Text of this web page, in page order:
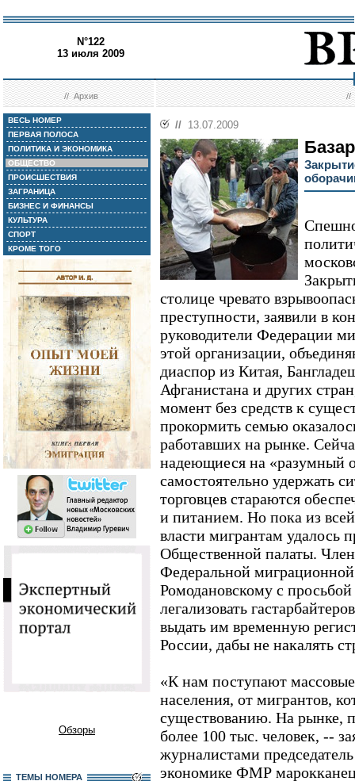
N°122
13 июля 2009
//Архив //
ВЕСЬ НОМЕР
ПЕРВАЯ ПОЛОСА
ПОЛИТИКА И ЭКОНОМИКА
ОБЩЕСТВО
ПРОИСШЕСТВИЯ
ЗАГРАНИЦА
БИЗНЕС И ФИНАНСЫ
КУЛЬТУРА
СПОРТ
КРОМЕ ТОГО
Обзоры
ТЕМЫ НОМЕРА
// 13.07.2009
столице чревато
преступности, заявили в
руководители Федерации
этой организации,
диаспор из Китая,
Афганистана и других
момент без средств к
прокормить семью
работавших на рынке.
надеющиеся на «разумный
самостоятельно удержать
торговцев стараются
и питанием. Но пока из
власти мигрантам удалось
Общественной палаты.
Федеральной
Ромодановскому с
легализовать
выдать им временную
России, дабы не накалять
«К нам поступают
населения, от мигрантов,
существованию. На рынке,
более 100 тыс. человек, --
журналистами
экономике ФМР